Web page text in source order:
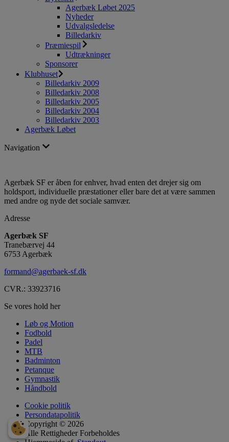
Agerbæk Løbet 2025
Nyheder
Udvalgsledelse
Billedarkiv
Præmiespil
Udtrækninger
Sponsorer
Klubhuset
Billedarkiv 2009
Billedarkiv 2008
Billedarkiv 2005
Billedarkiv 2004
Billedarkiv 2003
Agerbæk Løbet
Navigation
Agerbæk SF er åben for enhver, hvad enten det drejer sig om
holdsport, individuelle præstationer eller bare det at være sammen
med andre og nyde det sociale samvær.
Adresse
Agerbæk SF
Tranebærvej 44
6753 Agerbæk
formand@agerbaek-sf.dk
CVR.: 33923716
Se vores hold her
Løb og Motion
Fodbold
Padel
MTB
Badminton
Petanque
Gymnastik
Håndbold
Cookie politik
Persondatapolitik
Copyright © 2026
Alle Rettigheder Forbeholdes